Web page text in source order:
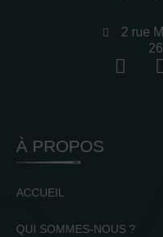
2 rue
À PROPOS
ACCUEIL
QUI SOMMES-NOUS ?